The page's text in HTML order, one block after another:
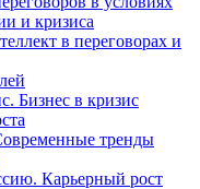
и кризиса
в переговорах и
Бизнес в кризис
тренды
Карьерный рост